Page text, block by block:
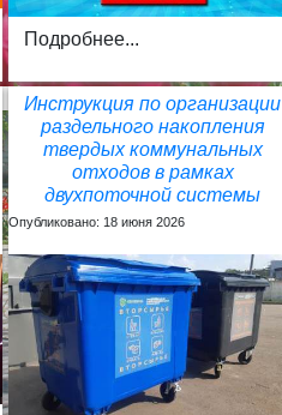
Подробнее...
Инструкция по организации
раздельного накопления
твердых коммунальных
отходов в рамках
двухпоточной системы
Опубликовано: 18 июня 2026